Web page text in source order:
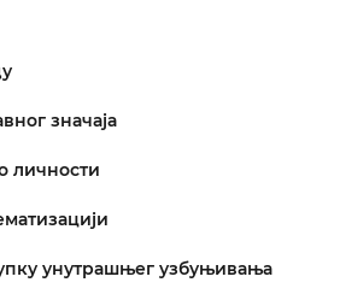
значаја
личности
унутрашњег узбуњивања